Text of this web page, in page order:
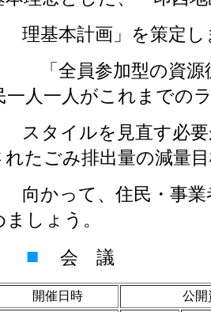
」を策定しま
型の資源循環
一人一人がこれまでの
見直す必要があ
たごみ排出量の減量
住民・事業者そ
しょう。
会 議
開催日時 公開